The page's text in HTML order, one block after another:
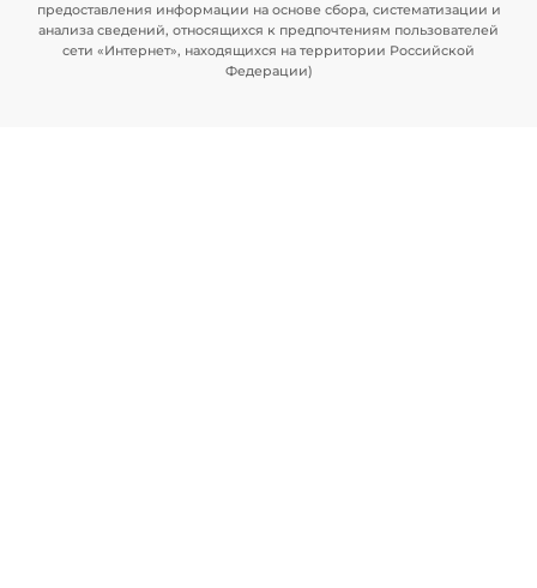
предоставления информации на основе сбора, систематизации и
анализа сведений, относящихся к предпочтениям пользователей
сети «Интернет», находящихся на территории Российской
Федерации)